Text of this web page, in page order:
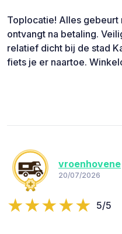
Toplocatie! Alles
ontvangt na betaling.
relatief dicht bij de stad
fiets je er naartoe.
vroenhovene
20/07/2026
5/5